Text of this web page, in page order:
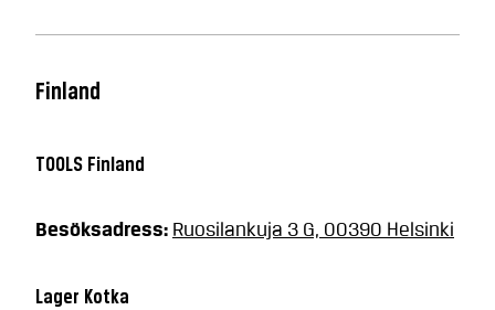
Finland
TOOLS Finland
Besöksadress: Ruosilankuja 3 G, 00390 Helsinki
Lager Kotka